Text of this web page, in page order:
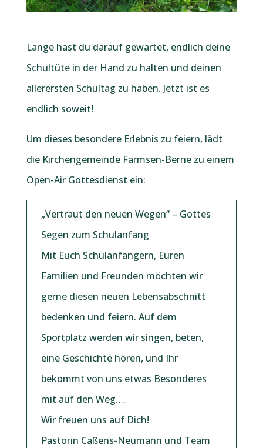
Lange hast du darauf gewartet, endlich deine
Schultüte in der Hand zu halten und deinen
allerersten Schultag zu haben. Jetzt ist es
endlich soweit!
Um dieses besondere Erlebnis zu feiern, lädt
die Kirchengemeinde Farmsen-Berne zu einem
Open-Air Gottesdienst ein:
„Vertraut den neuen Wegen“ – Gottes
Segen zum Schulanfang
Mit Euch Schulanfängern, Euren
Familien und Freunden möchten wir
gerne diesen neuen Lebensabschnitt
bedenken und feiern. Auf dem
Sportplatz werden wir singen, beten,
eine Geschichte hören, und Ihr
bekommt von uns etwas Besonderes
mit auf den Weg….
Wir freuen uns auf Dich!
Pastorin Caßens-Neumann und Team